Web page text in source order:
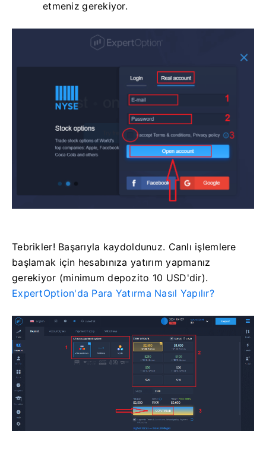
etmeniz gerekiyor.
Tebrikler! Başarıyla kaydoldunuz. Canlı işlemlere
başlamak için hesabınıza yatırım yapmanız
gerekiyor (minimum depozito 10 USD'dir).
ExpertOption'da Para Yatırma Nasıl Yapılır?